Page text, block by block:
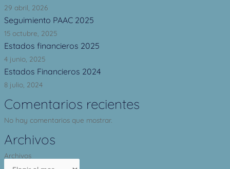
29 abril, 2026
Seguimiento PAAC 2025
15 octubre, 2025
Estados financieros 2025
4 junio, 2025
Estados Financieros 2024
8 julio, 2024
Comentarios recientes
No hay comentarios que mostrar.
Archivos
Archivos